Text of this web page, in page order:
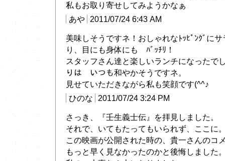
私もお取り寄せしてみようかなぁ
あや
2011/07/24 6:43 AM
美味しそうですネ！おしゃれなﾄｯﾋﾟﾝｸﾞに
り、目にも身体にも ﾊﾞｯﾁﾘ！
スタッフさん達と楽しいランチになったで
りは いつも和やかそうですネ。
見せていただきながら私も笑顔です(^^♪
ひのな
2011/07/24 3:24 PM
さっき、『壬生義士伝』を拝見しました。
それで、いてもたってもいられず、ここに
この映画が公開された時の、貴一さんのコ
もっと早く見なかったのかと後悔しました